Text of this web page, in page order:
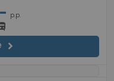
p.p.
chevron_right